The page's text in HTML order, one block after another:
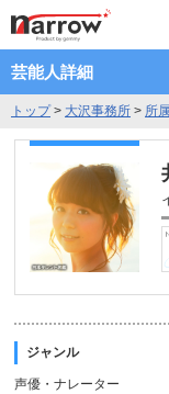
芸能人詳細
トップ> 大沢事務所 > 所
ジャンル
声優・ナレーター